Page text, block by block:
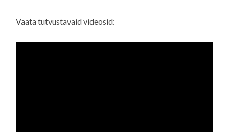
Vaata tutvustavaid videosid: